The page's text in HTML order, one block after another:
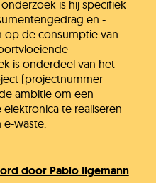
is hij specifiek
en -
op de consumptie van
is onderdeel van het
(projectnummer
ambitie om een
te realiseren
e-waste.
door Pablo Ilgemann